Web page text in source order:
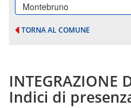
Montebruno
TORNA AL COMUNE
INTEGRAZIONE
Indici di